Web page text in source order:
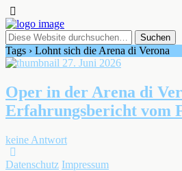
Tags › Lohnt sich die Arena di Verona
27. Juni 2026
Oper in der Arena di
Erfahrungsbericht vom
keine Antwort
Datenschutz Impressum